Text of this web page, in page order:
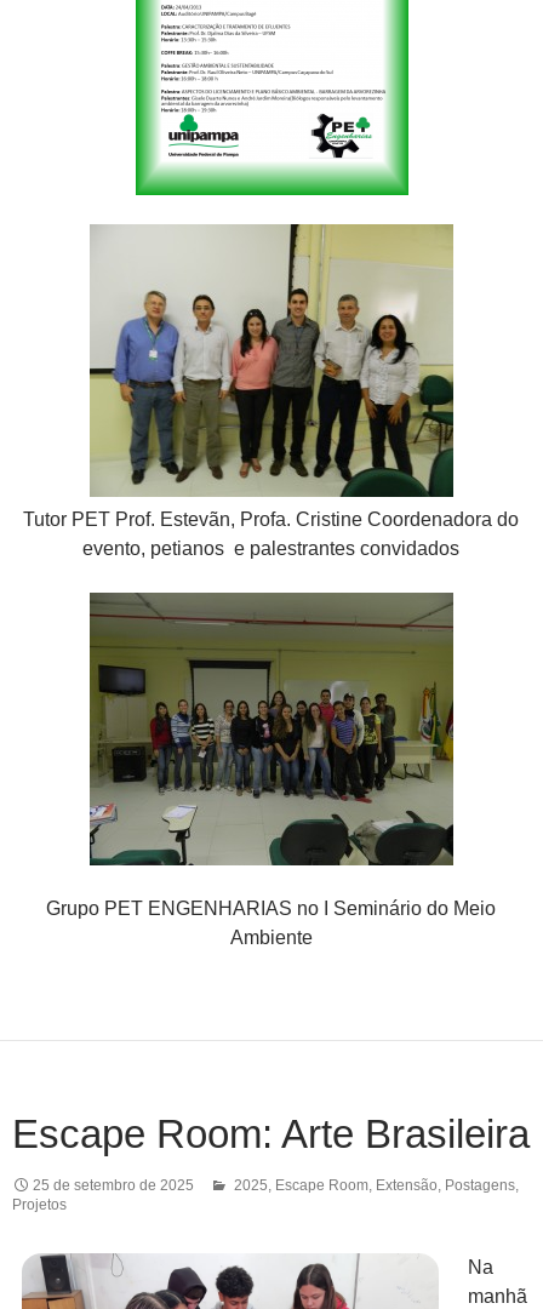
Tutor PET Prof. Estevãn, Profa. Cristine Coordenadora do
evento, petianos e palestrantes convidados
Grupo PET ENGENHARIAS no I Seminário do Meio
Ambiente
Escape Room: Arte Brasileira
25 de setembro de 2025 2025 Escape Room Extensão Postagens
Projetos
Na
manhã